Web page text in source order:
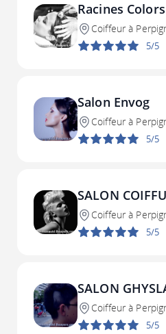
Racines Colors
Coiffeur à
5/5
Salon Envog
Coiffeur à
5/5
SALON
Coiffeur à
5/5
SALON
Coiffeur à
5/5